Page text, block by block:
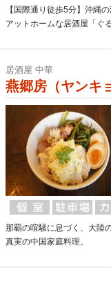
【国際通り徒歩5分】沖縄
アットホームな居酒屋「ぐ
居酒屋 中華
燕郷房（ヤンキ
那覇の喧騒に息づく、大陸
真実の中国家庭料理。